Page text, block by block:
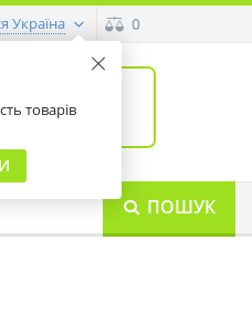
товарів
Україна 0
грн
ПОШУК